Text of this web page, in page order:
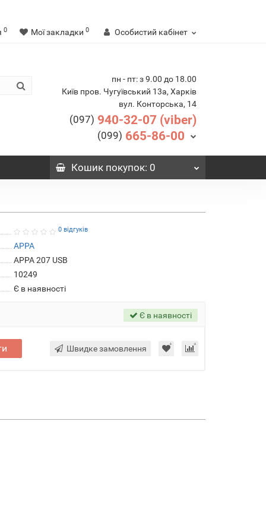
0 Мої закладки 0 Особистий кабінет
пн - пт: з 9.00 до 18.00
Київ пров. Чугуївський 13а, Харків
вул. Конторська, 14
(097) 940-32-07 (viber)
(099) 665-86-00
Кошикпокупок: 0
0 відгуків
APPA
APPA 207 USB
10249
Є в наявності
Є в наявності
Швидке замовлення